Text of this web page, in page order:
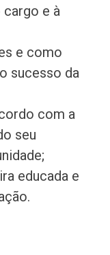
e à
e como
sucesso da
com a
seu
educada e